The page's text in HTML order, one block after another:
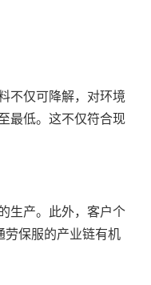
不仅可降解，对环境
最低。这不仅符合现
生产。此外，客户个
劳保服的产业链有机